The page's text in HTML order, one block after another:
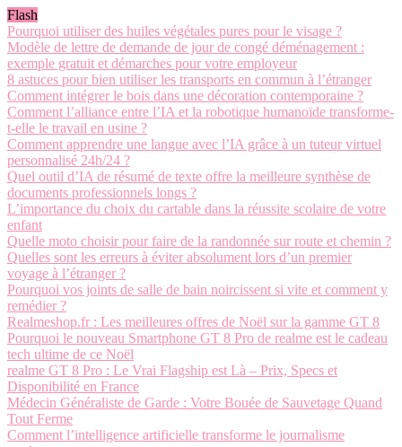
Flash
Pourquoi utiliser des huiles végétales pures pour le visage ?
Modèle de lettre de demande de jour de congé déménagement :
exemple gratuit et démarches pour votre employeur
8 astuces pour bien utiliser les transports en commun à l’étranger
Comment intégrer le bois dans une décoration contemporaine ?
Comment l’alliance entre l’IA et la robotique humanoïde transforme-
t-elle le travail en usine ?
Comment apprendre une langue avec l’IA grâce à un tuteur virtuel
personnalisé 24h/24 ?
Quel outil d’IA de résumé de texte offre la meilleure synthèse de
documents professionnels longs ?
L’importance du choix du cartable dans la réussite scolaire de votre
enfant
Quelle moto choisir pour faire de la randonnée sur route et chemin ?
Quelles sont les erreurs à éviter absolument lors d’un premier
voyage à l’étranger ?
Pourquoi vos joints de salle de bain noircissent si vite et comment y
remédier ?
Realmeshop.fr : Les meilleures offres de Noël sur la gamme GT 8
Pourquoi le nouveau Smartphone GT 8 Pro de realme est le cadeau
tech ultime de ce Noël
realme GT 8 Pro : Le Vrai Flagship est Là – Prix, Specs et
Disponibilité en France
Médecin Généraliste de Garde : Votre Bouée de Sauvetage Quand
Tout Ferme
Comment l’intelligence artificielle transforme le journalisme